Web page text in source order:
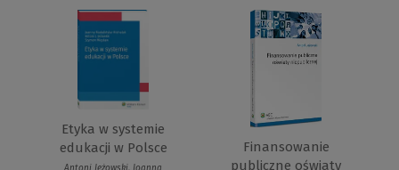
Etyka w systemie
edukacji w Polsce
Finansowanie
publiczne oświaty